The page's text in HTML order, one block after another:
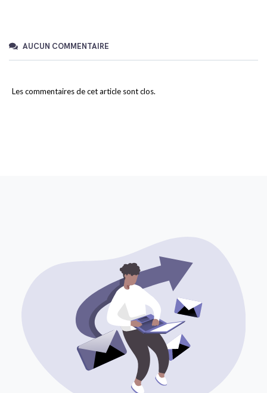
AUCUN COMMENTAIRE
Les commentaires de cet article sont clos.